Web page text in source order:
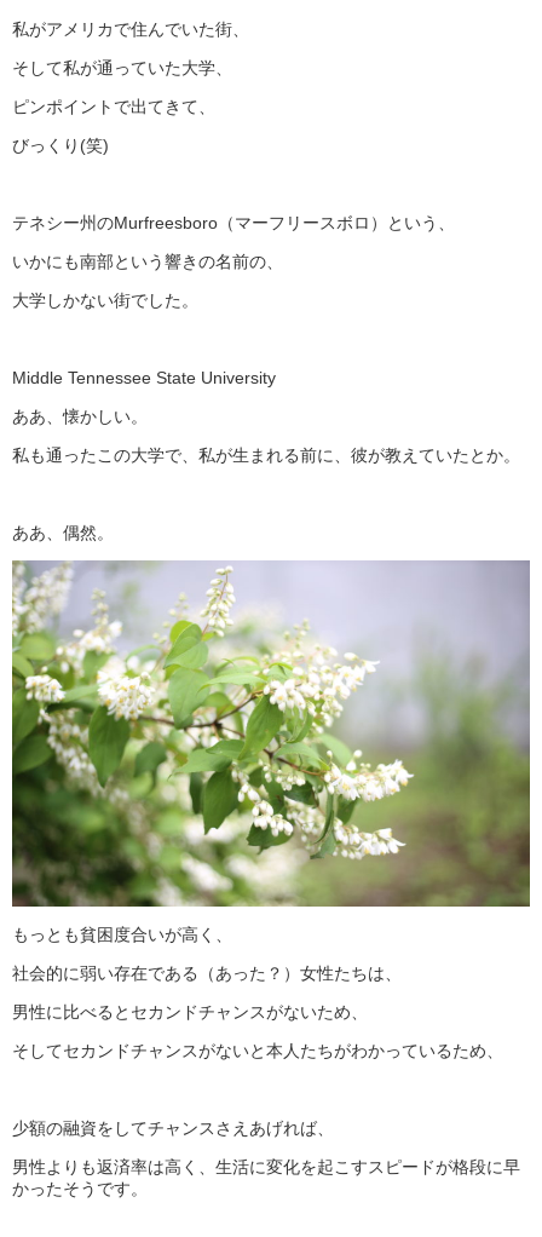
私がアメリカで住んでいた街、
そして私が通っていた大学、
ピンポイントで出てきて、
びっくり(笑)
テネシー州のMurfreesboro（マーフリースボロ）という、
いかにも南部という響きの名前の、
大学しかない街でした。
Middle Tennessee State University
ああ、懐かしい。
私も通ったこの大学で、私が生まれる前に、彼が教えていたとか。
ああ、偶然。
もっとも貧困度合いが高く、
社会的に弱い存在である（あった？）女性たちは、
男性に比べるとセカンドチャンスがないため、
そしてセカンドチャンスがないと本人たちがわかっているため、
少額の融資をしてチャンスさえあげれば、
男性よりも返済率は高く、生活に変化を起こすスピードが格段に早
かったそうです。